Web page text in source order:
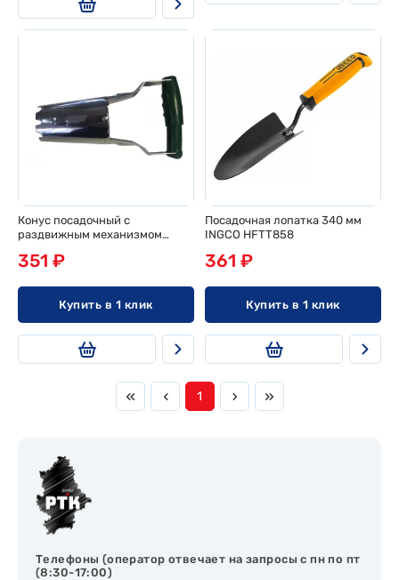
Конус посадочный с
раздвижным механизмом
351 ₽
Купить в 1 клик
Посадочная лопатка 340 мм
INGCO HFTT858
361 ₽
Купить в 1 клик
1
Телефоны (оператор отвечает на запросы с пн по пт
(8:30-17:00)